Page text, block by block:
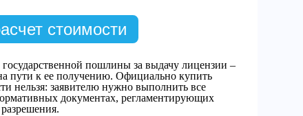
стоимости
пошлины за выдачу лицензии –
пути к ее получению. Официально купить
нельзя: заявителю нужно выполнить все
документах, регламентирующих